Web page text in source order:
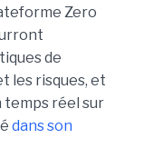
Zero
de
les risques, et
temps réel sur
dans son